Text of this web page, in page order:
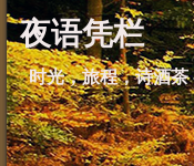
夜语凭栏
时光，旅程，诗酒